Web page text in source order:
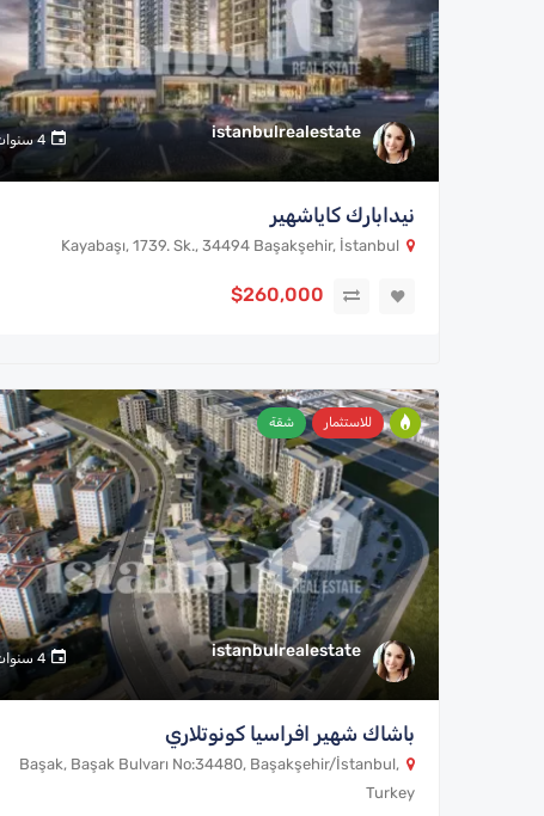
istanbulrealestate 4 سنوات
نيدابارك كاياشهير
$260,000
istanbulrealestate 4 سنوات
للاستثمار شقة
باشاك شهير افراسيا كونوتلاري
Başak, Başak Bulvarı No:34480, Başakşehir/İstanbul,
Turkey